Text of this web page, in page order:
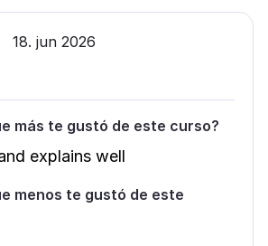
18. jun 2026
más te gustó de este curso?
explains well
menos te gustó de este